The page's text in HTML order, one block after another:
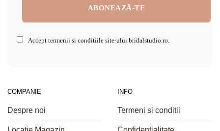
Accept termenii si conditiile site-ului bridalstudio.ro.
COMPANIE
Despre noi
INFO
Termeni si conditii